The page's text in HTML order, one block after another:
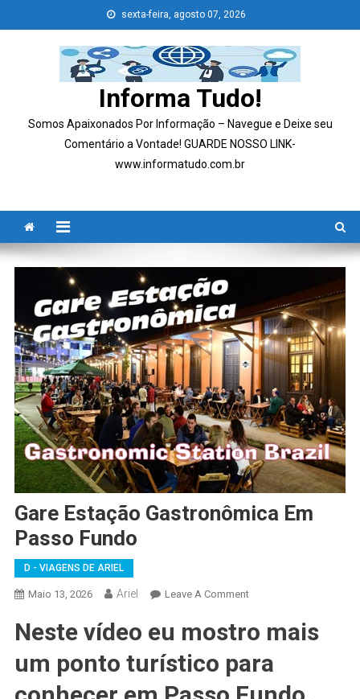
to
sexta-feira, agosto 07, 2026
Informa Tudo!
Somos Apaixonados Por Informação – Navegue e Deixe seu
Comentário a Vontade! GUARDE NOSSO LINK-
www.informatudo.com.br
Gare Estação Gastronômica Em
Passo Fundo
D - VIAGENS DE ARIEL
Maio 13, 2026 Ariel Leave A CommentOn
Estação
Em
Passo
Neste vídeo eu mostro mais
um ponto turístico para